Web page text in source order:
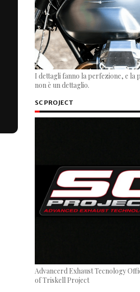
I dettagli fanno la perfezione, e la
non è un dettaglio.
SC PROJECT
Advancerd Exhaust Tecnology
of Triskell Project